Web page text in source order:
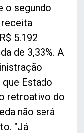
o segundo
receita
5.192
de 3,33%. A
que Estado
retroativo do
não será
"Já